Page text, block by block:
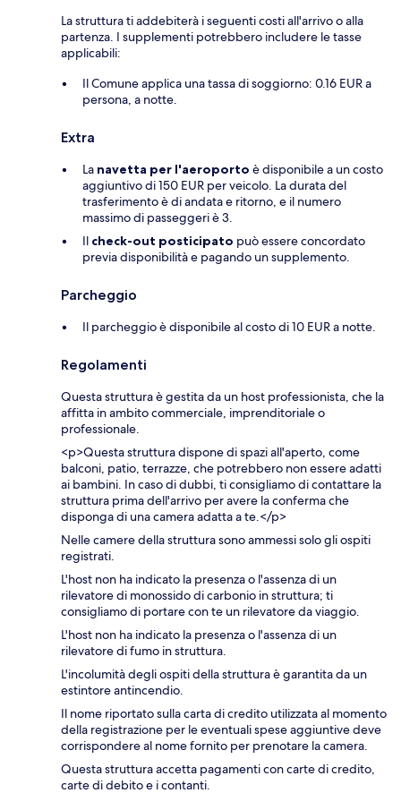
La struttura ti addebiterà i seguenti costi all'arrivo o alla
partenza. I supplementi potrebbero includere le tasse
applicabili:
Il Comune applica una tassa di soggiorno: 0.16 EUR a
persona, a notte.
Extra
La navetta per l'aeroporto è disponibile a un costo
aggiuntivo di 150 EUR per veicolo. La durata del
trasferimento è di andata e ritorno, e il numero
massimo di passeggeri è 3.
Il check-out posticipato può essere concordato
previa disponibilità e pagando un supplemento.
Parcheggio
Il parcheggio è disponibile al costo di 10 EUR a notte.
Regolamenti
Questa struttura è gestita da un host professionista, che la
affitta in ambito commerciale, imprenditoriale o
professionale.
<p>Questa struttura dispone di spazi all'aperto, come
balconi, patio, terrazze, che potrebbero non essere adatti
ai bambini. In caso di dubbi, ti consigliamo di contattare la
struttura prima dell'arrivo per avere la conferma che
disponga di una camera adatta a te.</p>
Nelle camere della struttura sono ammessi solo gli ospiti
registrati.
L'host non ha indicato la presenza o l'assenza di un
rilevatore di monossido di carbonio in struttura; ti
consigliamo di portare con te un rilevatore da viaggio.
L'host non ha indicato la presenza o l'assenza di un
rilevatore di fumo in struttura.
L'incolumità degli ospiti della struttura è garantita da un
estintore antincendio.
Il nome riportato sulla carta di credito utilizzata al momento
della registrazione per le eventuali spese aggiuntive deve
corrispondere al nome fornito per prenotare la camera.
Questa struttura accetta pagamenti con carte di credito,
carte di debito e i contanti.